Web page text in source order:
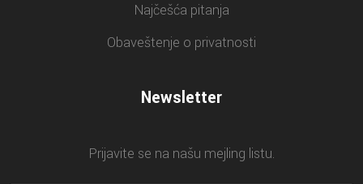
Najčešća pitanja
Obaveštenje o privatnosti
Newsletter
Prijavite se na našu mejling listu.